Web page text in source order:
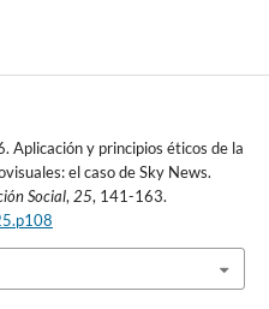
Aplicación y principios éticos de la
el caso de Sky News.
Social,25, 141-163.